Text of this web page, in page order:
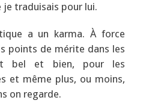
je traduisais pour lui.
a un karma. À force
points de mérite dans les
bel et bien, pour les
et même plus, ou moins,
on regarde.